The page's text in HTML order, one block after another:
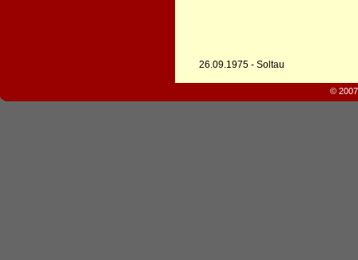
26.09.1975 - Soltau
©